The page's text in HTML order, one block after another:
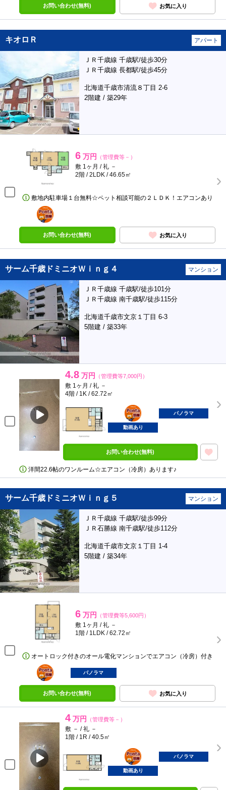
お問い合わせ(無料) お気に入り
キオロＲ アパート
ＪＲ千歳線 千歳駅/徒歩30分
ＪＲ千歳線 長都駅/徒歩45分
北海道千歳市清流８丁目 2-6
2階建 / 築29年
6 万円 （管理費等－）
敷 1ヶ月 / 礼 －
2階 / 2LDK / 46.65㎡
敷地内駐車場１台無料☆ペット相談可能の２ＬＤＫ！エアコンあり
ポンタ
部屋
お問い合わせ(無料) お気に入り
サーム千歳ドミニオＷｉｎｇ４ マンション
ＪＲ千歳線 千歳駅/徒歩101分
ＪＲ千歳線 南千歳駅/徒歩115分
北海道千歳市文京１丁目 6-3
5階建 / 築33年
4.8 万円 （管理費等7,000円）
敷 1ヶ月 / 礼 －
4階 / 1K / 62.72㎡
ポンタ
部屋
パノラマ
動画あり
お問い合わせ(無料)
洋間22.6帖のワンルーム☆エアコン（冷房）あります♪
サーム千歳ドミニオＷｉｎｇ５ マンション
ＪＲ千歳線 千歳駅/徒歩99分
ＪＲ石勝線 南千歳駅/徒歩112分
北海道千歳市文京１丁目 1-4
5階建 / 築34年
6 万円 （管理費等5,600円）
敷 1ヶ月 / 礼 －
1階 / 1LDK / 62.72㎡
オートロック付きのオール電化マンションでエアコン（冷房）付き
ポンタ
部屋
パノラマ
お問い合わせ(無料) お気に入り
4 万円 （管理費等－）
敷 － / 礼 －
1階 / 1R / 40.5㎡
ポンタ
部屋
パノラマ
動画あり